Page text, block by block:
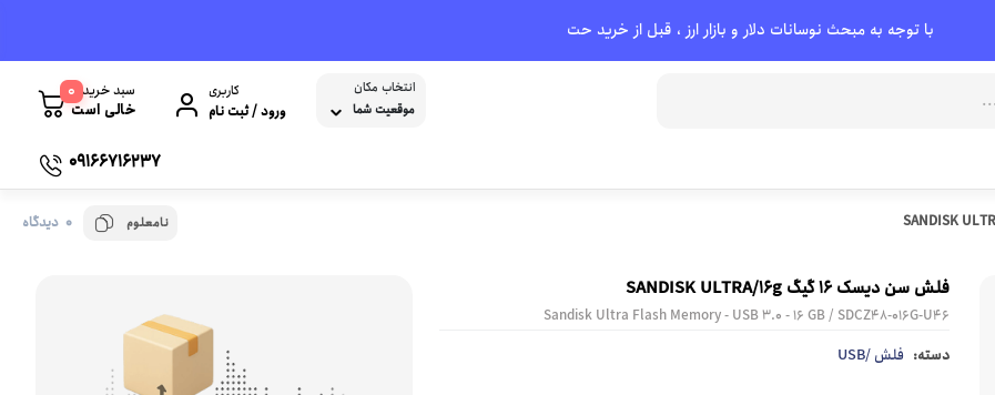
با توجه به مبحث نوسانات دلار و بازار ارز ، قبل از خرید حتماً با پشت
موقعیت شما
انتخاب مکان کاربری
ورود / ثبت نام
سبد خرید
خالی است
0
دی وی دی رایتر
موس گیمینگ
تجهیزات ذخیره سازی
فلش ( یو اس پی )
مودم و تجهیزات شبکه کابل و تبدیلات صوتی و تصویری
کابل تبدیل و برق لپ تاپ و کامپیوتر
پاوربانک
نرم افزار حسابداری
سیستم عامل
09166716237
نامعلوم 0 دیدگاه
فلش سن دیسک 16 گیگ SANDISK ULTRA/16g
Sandisk Ultra Flash Memory - USB 3.0 - 16 GB / SDCZ48-016G-U46
دسته: فلش /USB